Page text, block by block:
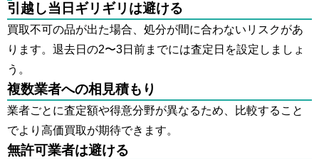
引越し当日ギリギリは避ける
買取不可の品が出た場合、処分が間に合わないリスクがあ
ります。退去日の2〜3日前までには査定日を設定しましょ
う。
複数業者への相見積もり
業者ごとに査定額や得意分野が異なるため、比較すること
でより高価買取が期待できます。
無許可業者は避ける